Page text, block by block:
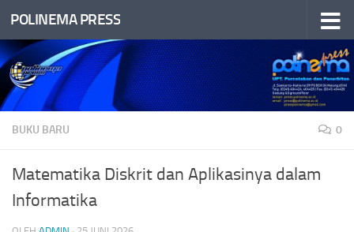
Skip to content
POLINEMA PRESS
BUKU BARU 0
Matematika Diskrit dan Aplikasinya dalam
Informatika